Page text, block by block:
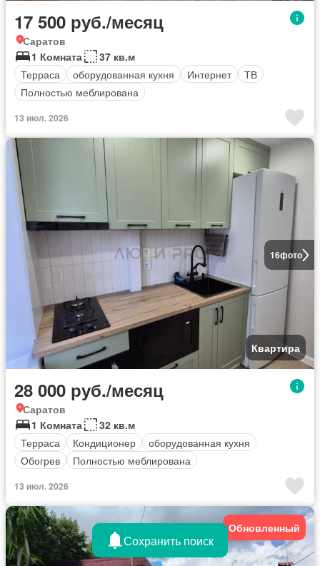
17 500 руб./месяц
Саратов
1 Комната
37 кв.м
Терраса
оборудованная кухня Интернет
ТВ
Полностью меблирована
13 июл. 2026
16фото
Квартира
28 000 руб./месяц
Саратов
1 Комната
32 кв.м
Терраса
Кондиционер
оборудованная кухня
Обогрев
Полностью меблирована
13 июл. 2026
Обновленный
Сохранить поиск